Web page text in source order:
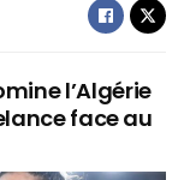
l’Algérie
face au